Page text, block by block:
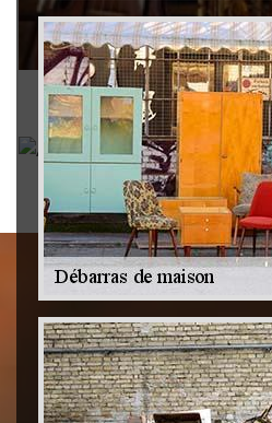
Rachat instrument
Achat